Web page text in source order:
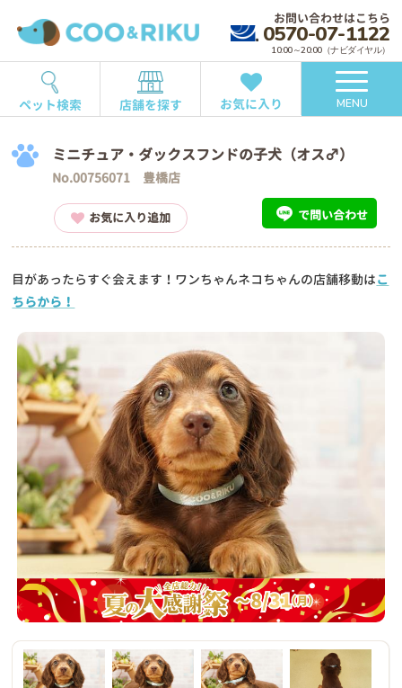
お問い合わせはこちら
0570-07-1122
10:00～20:00（ナビダイヤル）
ペット検索 店舗を探す お気に入り MENU
ミニチュア・ダックスフンドの子犬（オス♂）
No.00756071 豊橋店
お気に入り追加 で問い合わせ
目があったらすぐ会えます！ワンちゃんネコちゃんの店舗移動はこ
ちらから！